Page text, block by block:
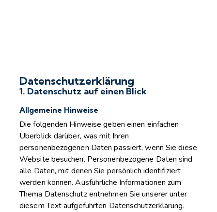
Datenschutzerklärung
1. Datenschutz auf einen Blick
Allgemeine Hinweise
Die folgenden Hinweise geben einen einfachen
Überblick darüber, was mit Ihren
personenbezogenen Daten passiert, wenn Sie diese
Website besuchen. Personenbezogene Daten sind
alle Daten, mit denen Sie persönlich identifiziert
werden können. Ausführliche Informationen zum
Thema Datenschutz entnehmen Sie unserer unter
diesem Text aufgeführten Datenschutzerklärung.